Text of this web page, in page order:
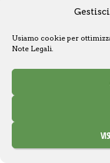
Usiamo cookie per
Note Legali.